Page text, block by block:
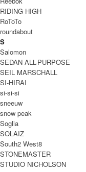
RIDING HIGH
RoToTo
roundabout
S
Salomon
SEDAN ALL-PURPOSE
SEIL MARSCHALL
SI-HIRAI
si-si-si
sneeuw
snow peak
Soglia
SOLAIZ
South2 West8
STONEMASTER
STUDIO NICHOLSON